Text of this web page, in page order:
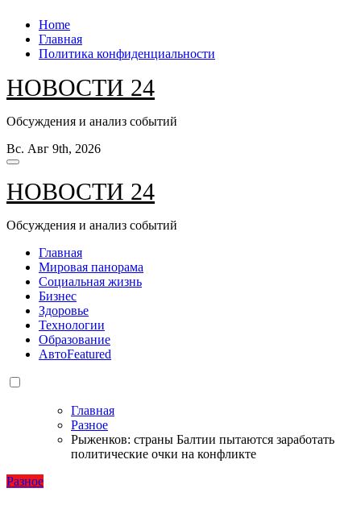
Перейти
содержанию
Home
Главная
Политика конфиденциальности
НОВОСТИ 24
Обсуждения и анализ событий
Вс. Авг 9th, 2026
НОВОСТИ 24
Обсуждения и анализ событий
Главная
Мировая панорама
Социальная жизнь
Бизнес
Здоровье
Технологии
Образование
АвтоFeatured
Главная
Разное
Рыженков: страны Балтии пытаются заработать
политические очки на конфликте
Разное